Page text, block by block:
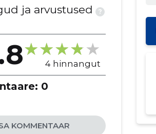
ja arvustused ?
4 hinnangut
0
KOMMENTAAR